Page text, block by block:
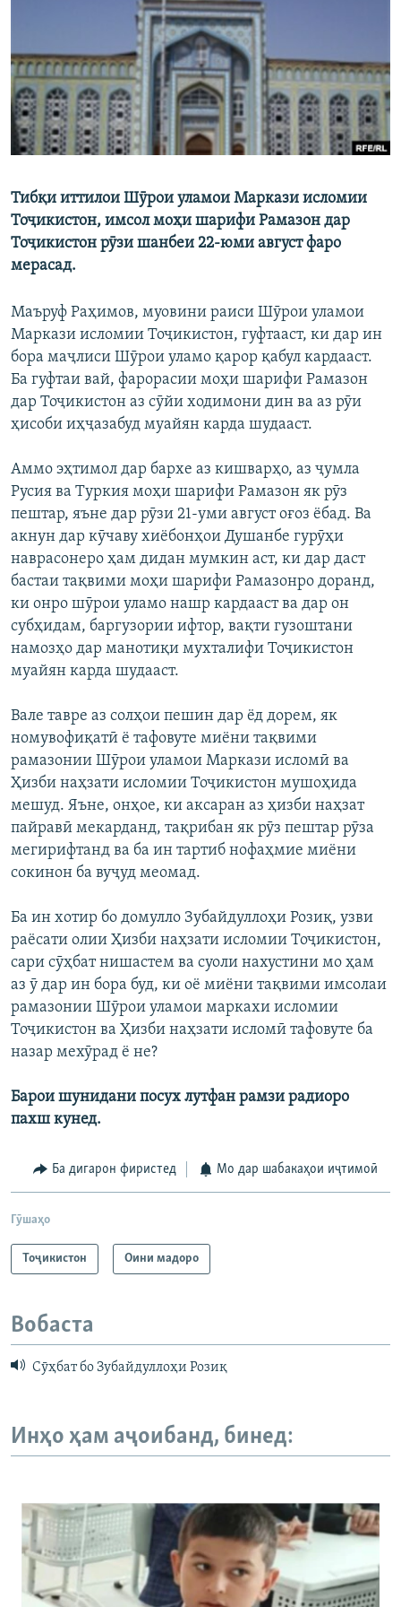
ГУЗОРИШҲОИ РАДИОӢ
ПАЙГИРӢ КУНЕД
Ҳамаи сомонаҳои RFE/RL
Тибқи иттилои Шӯрои уламои Маркази исломии
Тоҷикистон, имсол моҳи шарифи Рамазон дар
Тоҷикистон рӯзи шанбеи 22-юми август фаро
мерасад.
Маъруф Раҳимов, муовини раиси Шӯрои уламои
Маркази исломии Тоҷикистон, гуфтааст, ки дар ин
бора маҷлиси Шӯрои уламо қарор қабул кардааст.
Ба гуфтаи вай, фарорасии моҳи шарифи Рамазон
дар Тоҷикистон аз сӯйи ходимони дин ва аз рӯи
ҳисоби иҳҷазабуд муайян карда шудааст.
Аммо эҳтимол дар бархе аз кишварҳо, аз ҷумла
Русия ва Туркия моҳи шарифи Рамазон як рӯз
пештар, яъне дар рӯзи 21-уми август оғоз ёбад. Ва
акнун дар кӯчаву хиёбонҳои Душанбе гурӯҳи
наврасонеро ҳам дидан мумкин аст, ки дар даст
бастаи тақвими моҳи шарифи Рамазонро доранд,
ки онро шӯрои уламо нашр кардааст ва дар он
субҳидам, баргузории ифтор, вақти гузоштани
намозҳо дар манотиқи мухталифи Тоҷикистон
муайян карда шудааст.
Вале тавре аз солҳои пешин дар ёд дорем, як
номувофиқатӣ ё тафовуте миёни тақвими
рамазонии Шӯрои уламои Маркази исломӣ ва
Ҳизби наҳзати исломии Тоҷикистон мушоҳида
мешуд. Яъне, онҳое, ки аксаран аз ҳизби наҳзат
пайравӣ мекарданд, тақрибан як рӯз пештар рӯза
мегирифтанд ва ба ин тартиб нофаҳмие миёни
сокинон ба вуҷуд меомад.
Ба ин хотир бо домулло Зубайдуллоҳи Розиқ, узви
раёсати олии Ҳизби наҳзати исломии Тоҷикистон,
сари сӯҳбат нишастем ва суоли нахустини мо ҳам
аз ӯ дар ин бора буд, ки оё миёни тақвими имсолаи
рамазонии Шӯрои уламои маркахи исломии
Тоҷикистон ва Ҳизби наҳзати исломӣ тафовуте ба
назар мехӯрад ё не?
Барои шунидани посух лутфан рамзи радиоро
пахш кунед.
Ба дигарон фиристед Мо дар шабакаҳои иҷтимоӣ
Гӯшаҳо
Тоҷикистон Оини мадоро
Вобаста
Сӯҳбат бо Зубайдуллоҳи Розиқ
Инҳо ҳам аҷоибанд, бинед: